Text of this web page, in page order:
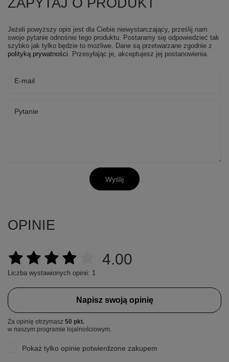
ZAPYTAJ O PRODUKT
Jeżeli powyższy opis jest dla Ciebie niewystarczający, prześlij nam
swoje pytanie odnośnie tego produktu. Postaramy się odpowiedzieć tak
szybko jak tylko będzie to możliwe. Dane są przetwarzane zgodnie z
polityką prywatności. Przesyłając je, akceptujesz jej postanowienia.
E-mail
Pytanie
Wyślij
OPINIE
4.00
Liczba wystawionych opinii: 1
Napisz swoją opinię
Za opinię otrzymasz 50 pkt.
w naszym programie lojalnościowym.
Pokaż tylko opinie potwierdzone zakupem